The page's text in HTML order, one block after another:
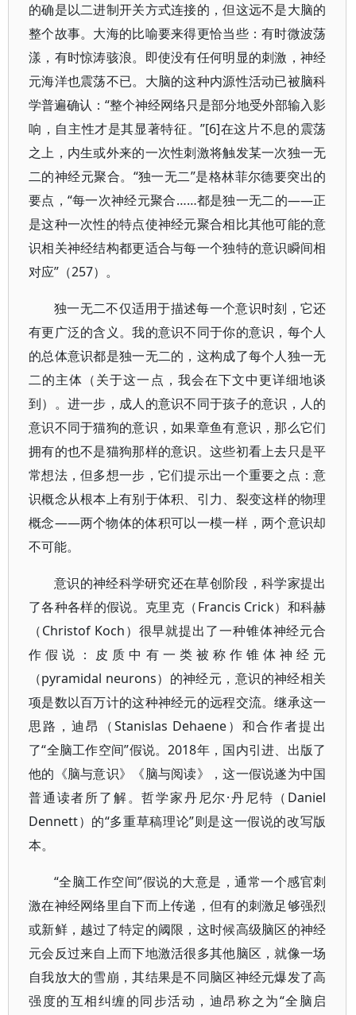
的确是以二进制开关方式连接的，但这远不是大脑的
整个故事。大海的比喻要来得更恰当些：有时微波荡
漾，有时惊涛骇浪。即使没有任何明显的刺激，神经
元海洋也震荡不已。大脑的这种内源性活动已被脑科
学普遍确认：“整个神经网络只是部分地受外部输入影
响，自主性才是其显著特征。”[6]在这片不息的震荡
之上，内生或外来的一次性刺激将触发某一次独一无
二的神经元聚合。“独一无二”是格林菲尔德要突出的
要点，“每一次神经元聚合……都是独一无二的——正
是这种一次性的特点使神经元聚合相比其他可能的意
识相关神经结构都更适合与每一个独特的意识瞬间相
对应”（257）。
独一无二不仅适用于描述每一个意识时刻，它还
有更广泛的含义。我的意识不同于你的意识，每个人
的总体意识都是独一无二的，这构成了每个人独一无
二的主体（关于这一点，我会在下文中更详细地谈
到）。进一步，成人的意识不同于孩子的意识，人的
意识不同于猫狗的意识，如果章鱼有意识，那么它们
拥有的也不是猫狗那样的意识。这些初看上去只是平
常想法，但多想一步，它们提示出一个重要之点：意
识概念从根本上有别于体积、引力、裂变这样的物理
概念——两个物体的体积可以一模一样，两个意识却
不可能。
意识的神经科学研究还在草创阶段，科学家提出
了各种各样的假说。克里克（Francis Crick）和科赫
（Christof Koch）很早就提出了一种锥体神经元合
作假说：皮质中有一类被称作锥体神经元
（pyramidal neurons）的神经元，意识的神经相关
项是数以百万计的这种神经元的远程交流。继承这一
思路，迪昂（Stanislas Dehaene）和合作者提出
了“全脑工作空间”假说。2018年，国内引进、出版了
他的《脑与意识》《脑与阅读》，这一假说遂为中国
普通读者所了解。哲学家丹尼尔·丹尼特（Daniel
Dennett）的“多重草稿理论”则是这一假说的改写版
本。
“全脑工作空间”假说的大意是，通常一个感官刺
激在神经网络里自下而上传递，但有的刺激足够强烈
或新鲜，越过了特定的阈限，这时候高级脑区的神经
元会反过来自上而下地激活很多其他脑区，就像一场
自我放大的雪崩，其结果是不同脑区神经元爆发了高
强度的互相纠缠的同步活动，迪昂称之为“全脑启